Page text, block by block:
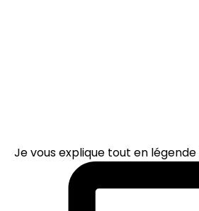
Je vous explique tout en